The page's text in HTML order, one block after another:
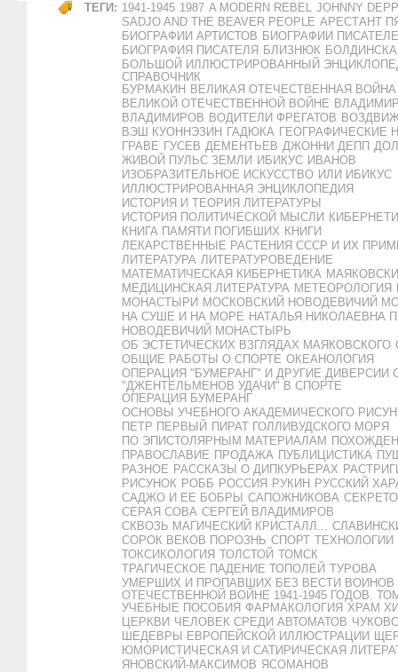
ТЕГИ: 1941-1945 1987 A MODERN REBEL JOHNNY DEPP
SADJO AND THE BEAVER PEOPLE АРЕСТАНТ
БИОГРАФИИ АРТИСТОВ БИОГРАФИИ
БИОГРАФИЯ ПИСАТЕЛЯ БЛИЗНЮК
БОЛЬШОЙ ИЛЛЮСТРИРОВАННЫЙ
СПРАВОЧНИК
БУРМАКИН ВЕЛИКАЯ ОТЕЧЕСТВЕННАЯ ВОЙНА
ВЕЛИКОЙ ОТЕЧЕСТВЕННОЙ ВОЙНЕ
ВЛАДИМИРОВ ВОДИТЕЛИ ФРЕГАТОВ
ВЭШ КУОННЭЗИН ГАДЮКА ГЕОГРАФИЧЕСКИЕ
ГРАВЕ ГУСЕВ ДЕМЕНТЬЕВ ДЖОННИ ДЕПП
ЖИВОЙ ПУЛЬС ЗЕМЛИ ИБИКУС ИВАНОВ
ИЗОБРАЗИТЕЛЬНОЕ ИСКУССТВО ИЛИ ИБИКУС
ИЛЛЮСТРИРОВАННАЯ ЭНЦИКЛОПЕДИЯ
ИСТОРИЯ И ТЕОРИЯ ЛИТЕРАТУРЫ
ИСТОРИЯ ПОЛИТИЧЕСКОЙ МЫСЛИ
КНИГА ПАМЯТИ ПОГИБШИХ КНИГИ
ЛЕКАРСТВЕННЫЕ РАСТЕНИЯ СССР И ИХ
ЛИТЕРАТУРА ЛИТЕРАТУРОВЕДЕНИЕ
МАТЕМАТИЧЕСКАЯ КИБЕРНЕТИКА
МЕДИЦИНСКАЯ ЛИТЕРАТУРА МЕТЕОРОЛОГИЯ
МОНАСТЫРИ МОСКОВСКИЙ НОВОДЕВИЧИЙ
НА СУШЕ И НА МОРЕ НАТАЛЬЯ НИКОЛАЕВНА
НОВОДЕВИЧИЙ МОНАСТЫРЬ
ОБ ЭСТЕТИЧЕСКИХ ВЗГЛЯДАХ МАЯКОВСКОГО
ОБЩИЕ РАБОТЫ О СПОРТЕ ОКЕАНОЛОГИЯ
ОПЕРАЦИЯ "БУМЕРАНГ" И ДРУГИЕ
"ДЖЕНТЕЛЬМЕНОВ УДАЧИ" В СПОРТЕ
ОПЕРАЦИЯ БУМЕРАНГ
ОСНОВЫ УЧЕБНОГО АКАДЕМИЧЕСКОГО
ПЕТР ПЕРВЫЙ ПИРАТ ГОЛЛИВУДСКОГО МОРЯ
ПО ЭПИСТОЛЯРНЫМ МАТЕРИАЛАМ
ПРАВОСЛАВИЕ ПРОДАЖА ПУБЛИЦИСТИКА
РАЗНОЕ РАССКАЗЫ О ДИПКУРЬЕРАХ
РИСУНОК РОББ РОССИЯ РУКИН РУССКИЙ
САДЖО И ЕЕ БОБРЫ САПОЖНИКОВА
СЕРАЯ СОВА СЕРГЕЙ ВЛАДИМИРОВ
СКВОЗЬ МАГИЧЕСКИЙ КРИСТАЛЛ...
СОРОК ВЕКОВ ПОРОЗНЬ СПОРТ
ТОКСИКОЛОГИЯ ТОЛСТОЙ ТОМСК
ТРАГИЧЕСКОЕ ПАДЕНИЕ ТОПОЛЕЙ ТУРОВА
УМЕРШИХ И ПРОПАВШИХ БЕЗ ВЕСТИ ВОИНОВ
ОТЕЧЕСТВЕННОЙ ВОЙНЕ 1941-1945 ГОДОВ.
УЧЕБНЫЕ ПОСОБИЯ ФАРМАКОЛОГИЯ ХРАМ
ЦЕРКВИ ЧЕЛОВЕК СРЕДИ АВТОМАТОВ
ШЕДЕВРЫ ЕВРОПЕЙСКОЙ ИЛЛЮСТРАЦИИ
ЮМОРИСТИЧЕСКАЯ И САТИРИЧЕСКАЯ
ЯНОВСКИЙ-МАКСИМОВ ЯСОМАНОВ